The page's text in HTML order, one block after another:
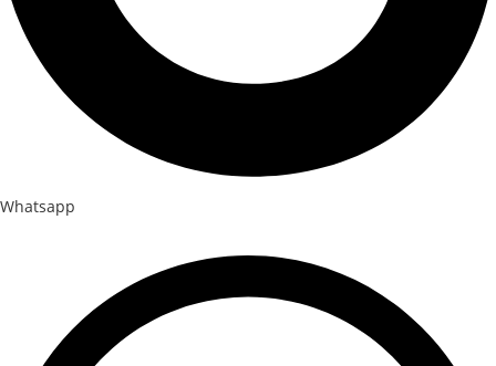
Whatsapp